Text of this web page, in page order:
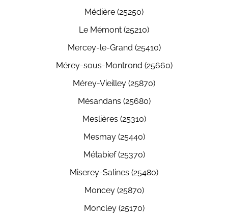
Médière (25250)
Le Mémont (25210)
Mercey-le-Grand (25410)
Mérey-sous-Montrond (25660)
Mérey-Vieilley (25870)
Mésandans (25680)
Meslières (25310)
Mesmay (25440)
Métabief (25370)
Miserey-Salines (25480)
Moncey (25870)
Moncley (25170)